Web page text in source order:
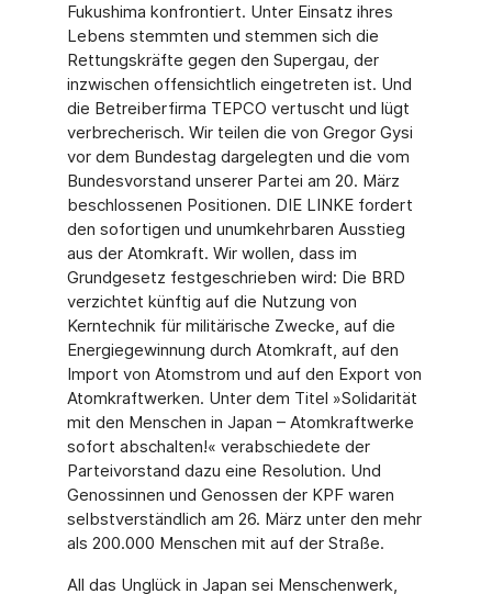
Fukushima konfrontiert. Unter Einsatz ihres
Lebens stemmten und stemmen sich die
Rettungskräfte gegen den Supergau, der
inzwischen offensichtlich eingetreten ist. Und
die Betreiberfirma TEPCO vertuscht und lügt
verbrecherisch. Wir teilen die von Gregor Gysi
vor dem Bundestag dargelegten und die vom
Bundesvorstand unserer Partei am 20. März
beschlossenen Positionen. DIE LINKE fordert
den sofortigen und unumkehrbaren Ausstieg
aus der Atomkraft. Wir wollen, dass im
Grundgesetz festgeschrieben wird: Die BRD
verzichtet künftig auf die Nutzung von
Kerntechnik für militärische Zwecke, auf die
Energiegewinnung durch Atomkraft, auf den
Import von Atomstrom und auf den Export von
Atomkraftwerken. Unter dem Titel »Solidarität
mit den Menschen in Japan – Atomkraftwerke
sofort abschalten!« verabschiedete der
Parteivorstand dazu eine Resolution. Und
Genossinnen und Genossen der KPF waren
selbstverständlich am 26. März unter den mehr
als 200.000 Menschen mit auf der Straße.
All das Unglück in Japan sei Menschenwerk,